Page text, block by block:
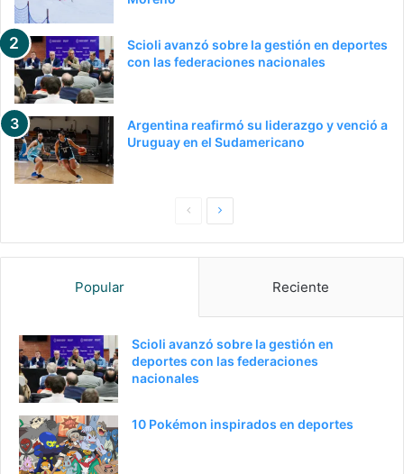
Scioli avanzó sobre la gestión en deportes
con las federaciones nacionales
Argentina reafirmó su liderazgo y venció a
Uruguay en el Sudamericano
PaginaSiguiente
Popular Reciente
Scioli avanzó sobre la gestión en
deportes con las federaciones
nacionales
10 Pokémon inspirados en deportes